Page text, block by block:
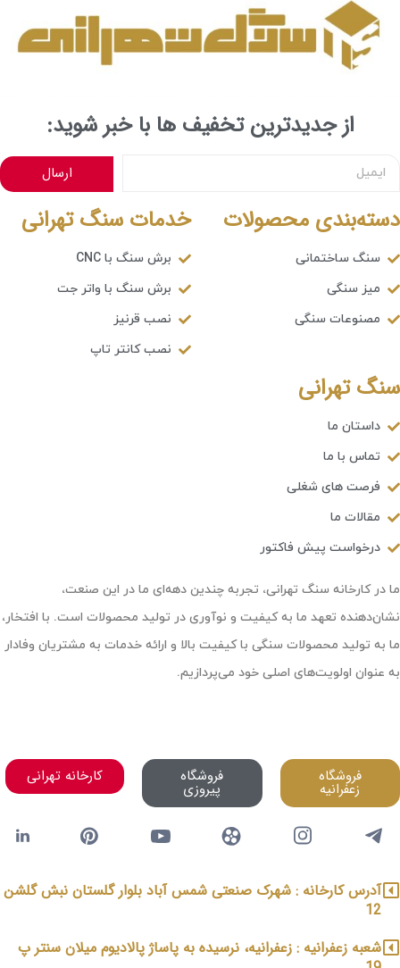
از جدیدترین تخفیف ها با خبر شوید:
ارسال
دسته‌بندی محصولات
سنگ ساختمانی
میز سنگی
مصنوعات سنگی
خدمات سنگ تهرانی
برش سنگ با CNC
برش سنگ با واتر جت
نصب قرنیز
نصب کانتر تاپ
سنگ تهرانی
داستان ما
تماس با ما
فرصت های شغلی
مقالات ما
درخواست پیش فاکتور
ما در کارخانه سنگ تهرانی، تجربه چندین دهه‌ای ما در این صنعت،
نشان‌دهنده تعهد ما به کیفیت و نوآوری در تولید محصولات است. با افتخار،
ما به تولید محصولات سنگی با کیفیت بالا و ارائه خدمات به مشتریان وفادار
به عنوان اولویت‌های اصلی خود می‌پردازیم.
فروشگاه
زعفرانیه
فروشگاه
پیروزی
کارخانه تهرانی
آدرس کارخانه : شهرک صنعتی شمس آباد بلوار گلستان نبش گلشن
12
شعبه زعفرانیه : زعفرانیه، نرسیده به پاساژ پالادیوم میلان سنتر پ